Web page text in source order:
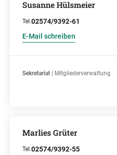
Susanne Hülsmeier
Tel.02574/9392-61
E-Mail schreiben
Sekretariat | Mitgliederverwaltung
Marlies Grüter
Tel.02574/9392-55